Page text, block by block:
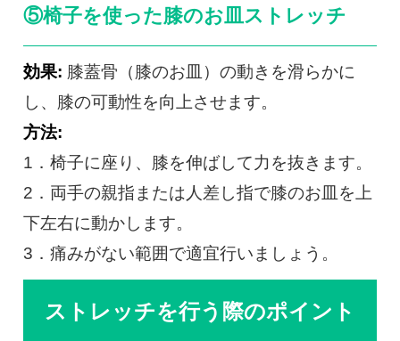
⑤椅子を使った膝のお皿ストレッチ
効果: 膝蓋骨（膝のお皿）の動きを滑らかに
し、膝の可動性を向上させます。
方法:
1．椅子に座り、膝を伸ばして力を抜きます。
2．両手の親指または人差し指で膝のお皿を上
下左右に動かします。
3．痛みがない範囲で適宜行いましょう。
ストレッチを行う際のポイント